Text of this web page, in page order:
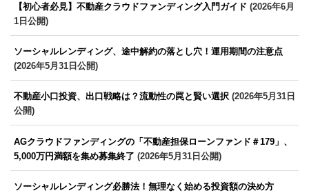
【初心者必見】不動産クラウドファンディング入門ガイド (2026年6月
1日公開)
ソーシャルレンディング、途中解約の落とし穴！運用期間の注意点
(2026年5月31日公開)
不動産小口投資、出口戦略は？流動性の罠と賢い選択 (2026年5月31日
公開)
AGクラウドファンディングの「不動産担保ローンファンド＃179」、
5,000万円満額を集め募集終了 (2026年5月31日公開)
ソーシャルレンディング必勝法！無理なく始める投資額の決め方